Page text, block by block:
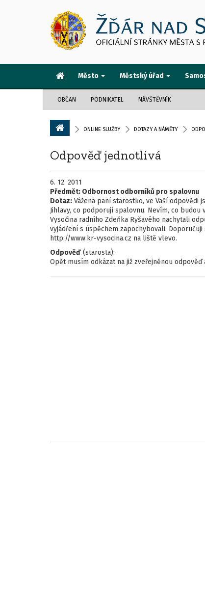
Město Městský úřad
OBČAN PODNIKATEL NÁVŠTĚVNÍK
ONLINE SLUŽBY DOTAZY A NÁMĚTY
Odpověď jednotlivá
6. 12. 2011
Předmět: Odbornost odborníků pro spalovnu
Dotaz: Vážená paní starostko, ve Vaší odpovědi
Jihlavy, co podporují spalovnu. Nevím, co
Vysočina radního Zdeňka Ryšavého nachytali
vyjádření s úspěchem zapochybovali.
http://www.kr-vysocina.cz na liště vlevo.
Odpověď (starosta):
Opět musím odkázat na již zveřejněnou odpověď